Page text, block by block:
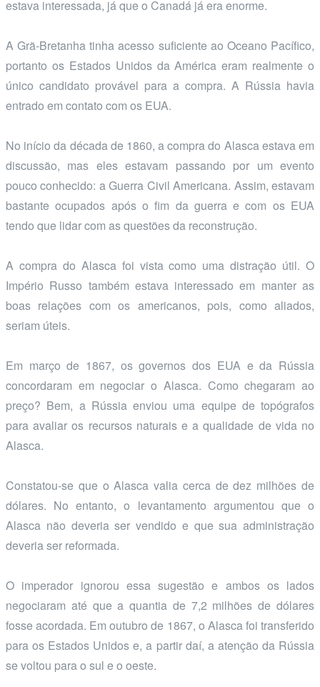
estava interessada, já que o Canadá já era enorme.
A Grã-Bretanha tinha acesso suficiente ao Oceano Pacífico,
portanto os Estados Unidos da América eram realmente o
único candidato provável para a compra. A Rússia havia
entrado em contato com os EUA.
No início da década de 1860, a compra do Alasca estava em
discussão, mas eles estavam passando por um evento
pouco conhecido: a Guerra Civil Americana. Assim, estavam
bastante ocupados após o fim da guerra e com os EUA
tendo que lidar com as questões da reconstrução.
A compra do Alasca foi vista como uma distração útil. O
Império Russo também estava interessado em manter as
boas relações com os americanos, pois, como aliados,
seriam úteis.
Em março de 1867, os governos dos EUA e da Rússia
concordaram em negociar o Alasca. Como chegaram ao
preço? Bem, a Rússia enviou uma equipe de topógrafos
para avaliar os recursos naturais e a qualidade de vida no
Alasca.
Constatou-se que o Alasca valia cerca de dez milhões de
dólares. No entanto, o levantamento argumentou que o
Alasca não deveria ser vendido e que sua administração
deveria ser reformada.
O imperador ignorou essa sugestão e ambos os lados
negociaram até que a quantia de 7,2 milhões de dólares
fosse acordada. Em outubro de 1867, o Alasca foi transferido
para os Estados Unidos e, a partir daí, a atenção da Rússia
se voltou para o sul e o oeste.